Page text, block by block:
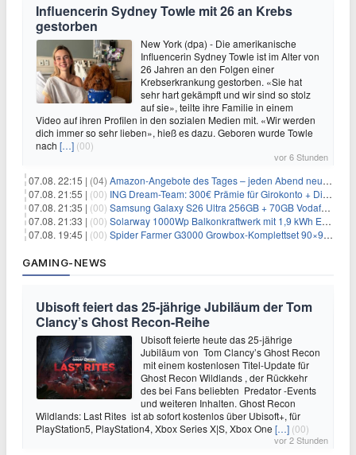
Influencerin Sydney Towle mit 26 an Krebs
gestorben
New York (dpa) - Die amerikanische
Influencerin Sydney Towle ist im Alter von
26 Jahren an den Folgen einer
Krebserkrankung gestorben. «Sie hat
sehr hart gekämpft und wir sind so stolz
auf sie», teilte ihre Familie in einem
Video auf ihren Profilen in den sozialen Medien mit. «Wir werden
dich immer so sehr lieben», hieß es dazu. Geboren wurde Towle
nach […] (00)
vor 6 Stunden
07.08. 22:15 | (04) Amazon-Angebote des Tages – jeden Abend neue Deals zum Stöbern
07.08. 21:55 | (00) ING Dream-Team: 300€ Prämie für Girokonto + Direkt-Depot
07.08. 21:35 | (00) Samsung Galaxy S26 Ultra 256GB + 70GB Vodafone-Netz für 34,99€/Monat (effektiv 4,74€/Monat)
07.08. 21:33 | (00) Solarway 1000Wp Balkonkraftwerk mit 1,9 kWh EcoFlow-Speicher für 719€ + 30€ Filial-Gutschein
07.08. 19:45 | (00) Spider Farmer G3000 Growbox-Komplettset 90×90×180 cm für 379,99€
GAMING-NEWS
Ubisoft feiert das 25-jährige Jubiläum der Tom
Clancy’s Ghost Recon-Reihe
Ubisoft feierte heute das 25-jährige
Jubiläum von Tom Clancy’s Ghost Recon
mit einem kostenlosen Titel-Update für
Ghost Recon Wildlands , der Rückkehr
des bei Fans beliebten Predator -Events
und weiteren Inhalten. Ghost Recon
Wildlands: Last Rites ist ab sofort kostenlos über Ubisoft+, für
PlayStation5, PlayStation4, Xbox Series X|S, Xbox One […] (00)
vor 2 Stunden